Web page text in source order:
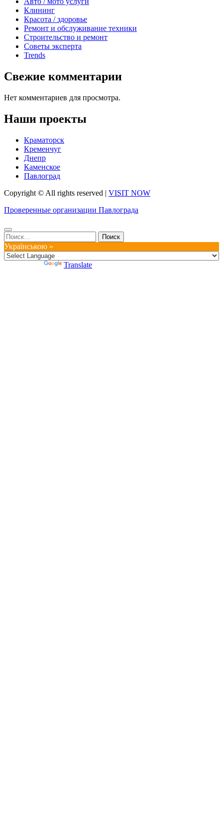
Клининг
Красота / здоровье
Ремонт и обслуживание техники
Строительство и ремонт
Советы эксперта
Trends
Свежие комментарии
Нет комментариев для просмотра.
Наши проекты
Краматорск
Кременчуг
Днепр
Каменское
Павлоград
Copyright © All rights reserved | VISIT NOW
Проверенные организации Павлограда
Найти:
Українською »
Translate